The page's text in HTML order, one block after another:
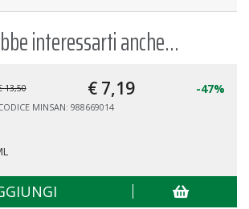
interessarti anche...
13,50 € 7,19 -47%
MINSAN: 988669014